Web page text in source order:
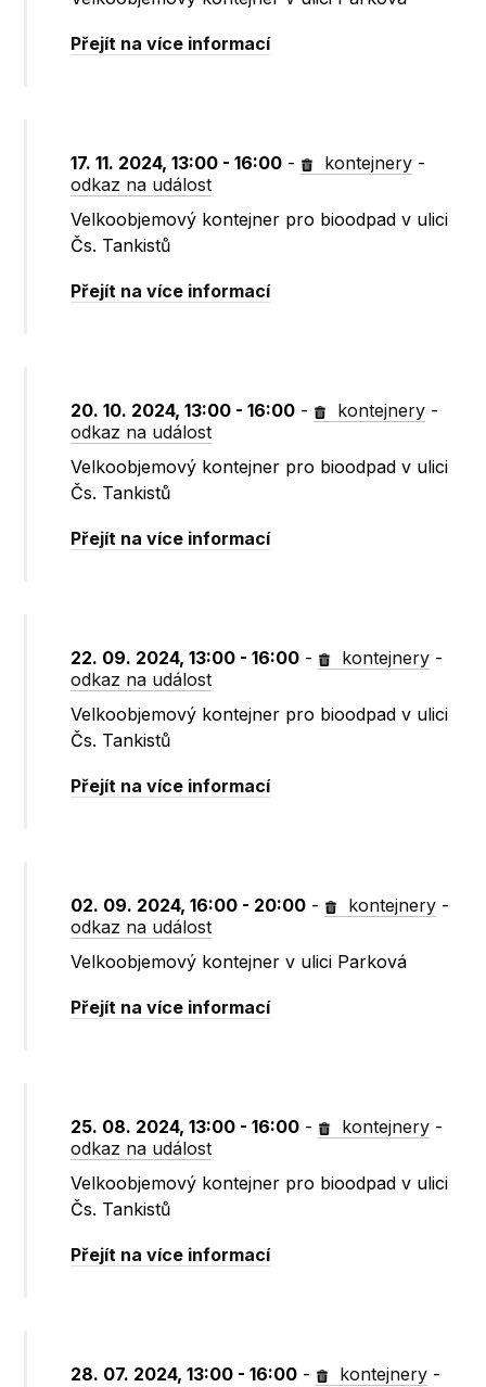
Přejít na více informací
17. 11. 2024, 13:00 - 16:00 - kontejnery -
odkaz na událost
Velkoobjemový kontejner pro bioodpad v ulici
Čs. Tankistů
Přejít na více informací
20. 10. 2024, 13:00 - 16:00 - kontejnery -
odkaz na událost
Velkoobjemový kontejner pro bioodpad v ulici
Čs. Tankistů
Přejít na více informací
22. 09. 2024, 13:00 - 16:00 - kontejnery -
odkaz na událost
Velkoobjemový kontejner pro bioodpad v ulici
Čs. Tankistů
Přejít na více informací
02. 09. 2024, 16:00 - 20:00 - kontejnery -
odkaz na událost
Velkoobjemový kontejner v ulici Parková
Přejít na více informací
25. 08. 2024, 13:00 - 16:00 - kontejnery -
odkaz na událost
Velkoobjemový kontejner pro bioodpad v ulici
Čs. Tankistů
Přejít na více informací
28. 07. 2024, 13:00 - 16:00 - kontejnery -